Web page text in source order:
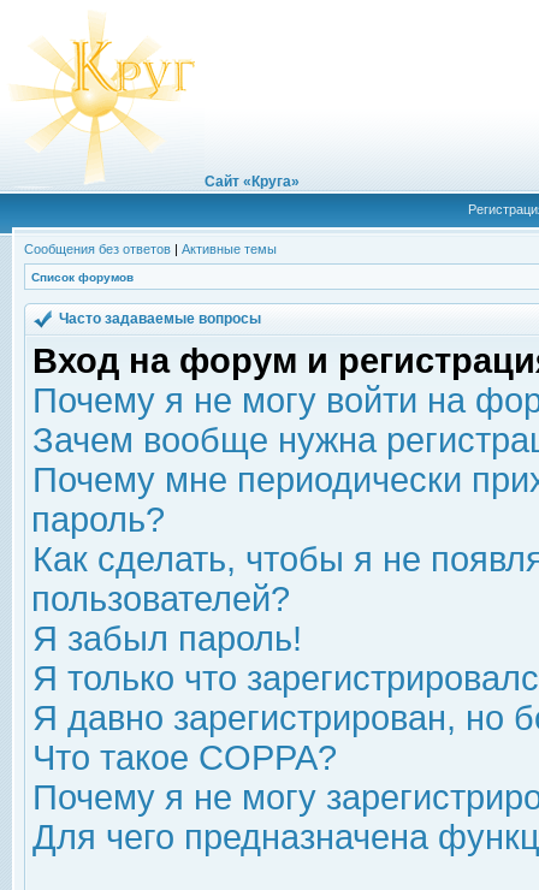
Сайт «Круга»
Сообщения без ответов | Активные темы
Список форумов
Часто задаваемые вопросы
Вход на форум и
Почему я не могу войти на
Зачем вообще нужна
Почему мне периодически
пароль?
Как сделать, чтобы я не
пользователей?
Я забыл пароль!
Я только что
Я давно зарегистрирован, но
Что такое COPPA?
Почему я не могу
Для чего предназначена